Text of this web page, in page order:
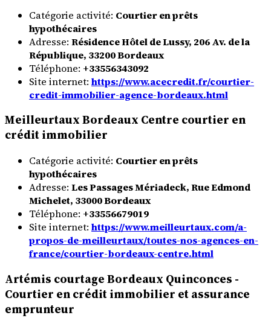
Catégorie activité: Courtier en prêts
hypothécaires
Adresse: Résidence Hôtel de Lussy, 206 Av. de la
République, 33200 Bordeaux
Téléphone: +33556343092
Site internet: https://www.acecredit.fr/courtier-
credit-immobilier-agence-bordeaux.html
Meilleurtaux Bordeaux Centre courtier en
crédit immobilier
Catégorie activité: Courtier en prêts
hypothécaires
Adresse: Les Passages Mériadeck, Rue Edmond
Michelet, 33000 Bordeaux
Téléphone: +33556679019
Site internet: https://www.meilleurtaux.com/a-
propos-de-meilleurtaux/toutes-nos-agences-en-
france/courtier-bordeaux-centre.html
Artémis courtage Bordeaux Quinconces -
Courtier en crédit immobilier et assurance
emprunteur